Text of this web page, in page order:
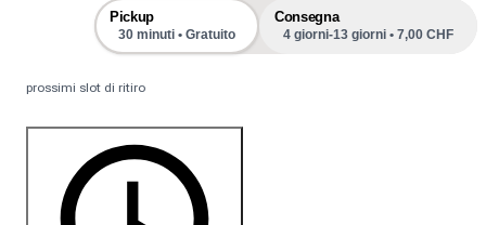
Pickup
30 minuti • Gratuito
Consegna
4 giorni-13 giorni • 7,00 CHF
prossimi slot di ritiro